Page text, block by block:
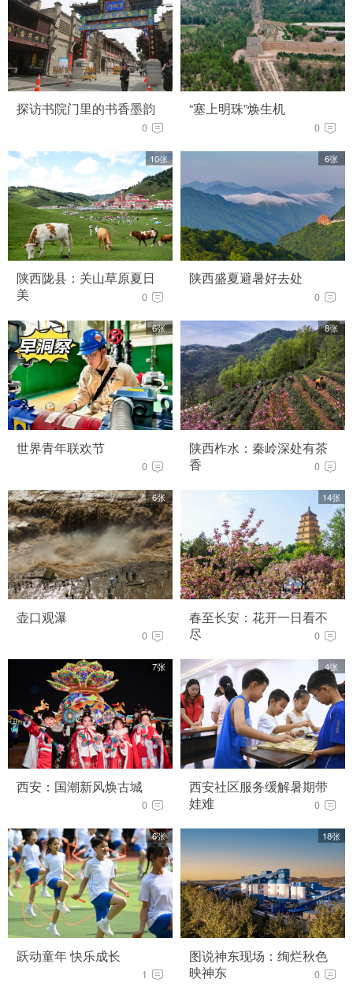
探访书院门里的书香墨韵
0
10张
陕西陇县：关山草原夏日
美
0
6张
世界青年联欢节
0
6张
壶口观瀑
0
7张
西安：国潮新风焕古城
0
6张
跃动童年 快乐成长
1
“塞上明珠”焕生机
0
6张
陕西盛夏避暑好去处
0
8张
陕西柞水：秦岭深处有茶
香
0
14张
春至长安：花开一日看不
尽
0
4张
西安社区服务缓解暑期带
娃难
0
18张
图说神东现场：绚烂秋色
映神东
0